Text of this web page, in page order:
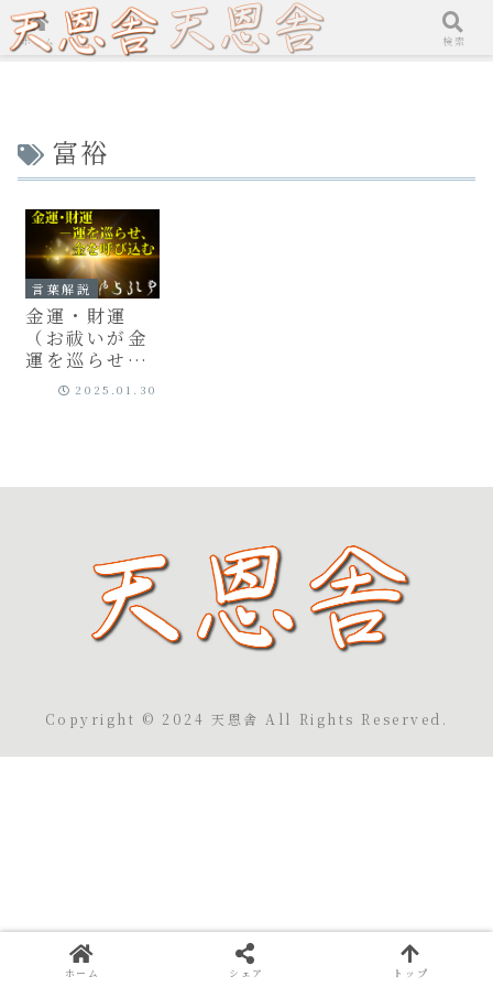
富裕
言葉解説
金運・財運
（お祓いが金
運を巡らせ
る）
2025.01.30
Copyright © 2024 天恩舎 All Rights Reserved.
ホーム 検索
ホーム シェア トップ